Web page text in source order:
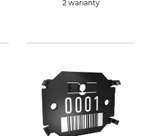
gwoździami
2 warianty